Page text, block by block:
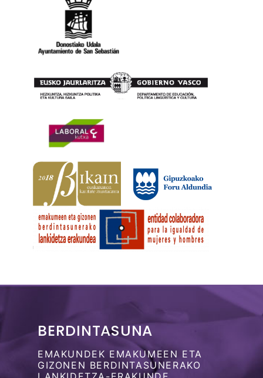
BERDINTASUNA
EMAKUNDEK EMAKUMEEN ETA
GIZONEN BERDINTASUNERAKO